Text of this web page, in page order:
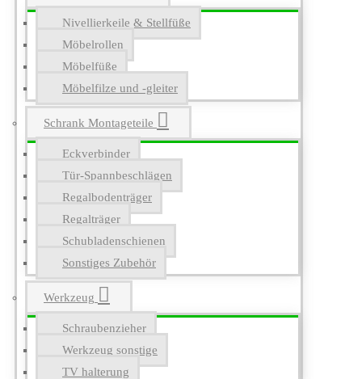
Nivellierkeile & Stellfüße
Möbelrollen
Möbelfüße
Möbelfilze und -gleiter
Schrank Montageteile
Eckverbinder
Tür-Spannbeschlägen
Regalbodenträger
Regalträger
Schubladenschienen
Sonstiges Zubehör
Werkzeug
Schraubenzieher
Werkzeug sonstige
TV halterung